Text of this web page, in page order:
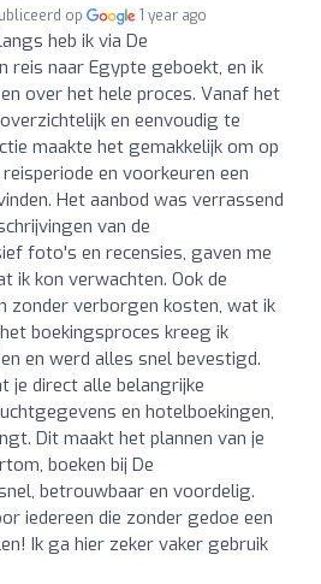
op 1 year ago
heb ik via De
reis naar Egypte geboekt, en ik
over het hele proces. Vanaf het
en eenvoudig te
maakte het gemakkelijk om op
en voorkeuren een
Het aanbod was verrassend
van de
foto's en recensies, gaven me
ik kon verwachten. Ook de
zonder verborgen kosten, wat ik
boekingsproces kreeg ik
en werd alles snel bevestigd.
je direct alle belangrijke
en hotelboekingen,
Dit maakt het plannen van je
boeken bij De
betrouwbaar en voordelig.
iedereen die zonder gedoe een
Ik ga hier zeker vaker gebruik